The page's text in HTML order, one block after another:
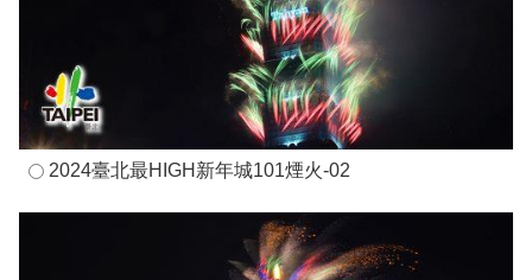
2024臺北最HIGH新年城101煙火-02